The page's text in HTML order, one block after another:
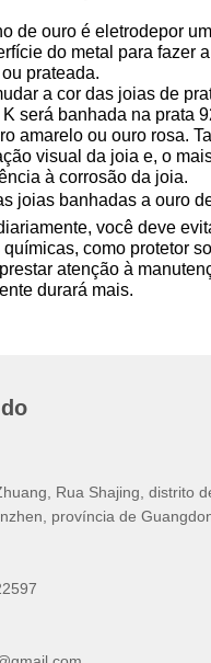
de ouro é eletrodepor
do metal para fazer
prateada.
a cor das joias de
será banhada na prata
amarelo ou ouro rosa.
visual da joia e, o
à corrosão da joia.
joias banhadas a ouro
você deve
como protetor
atenção à
durará mais.
Rua Shajing, distrito
província de